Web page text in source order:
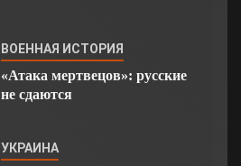
ВОЕННАЯ ИСТОРИЯ
«Атака мертвецов»: русские
не сдаются
УКРАИНА